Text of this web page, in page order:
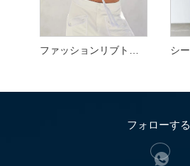
ファッションリブトップ
フォローする